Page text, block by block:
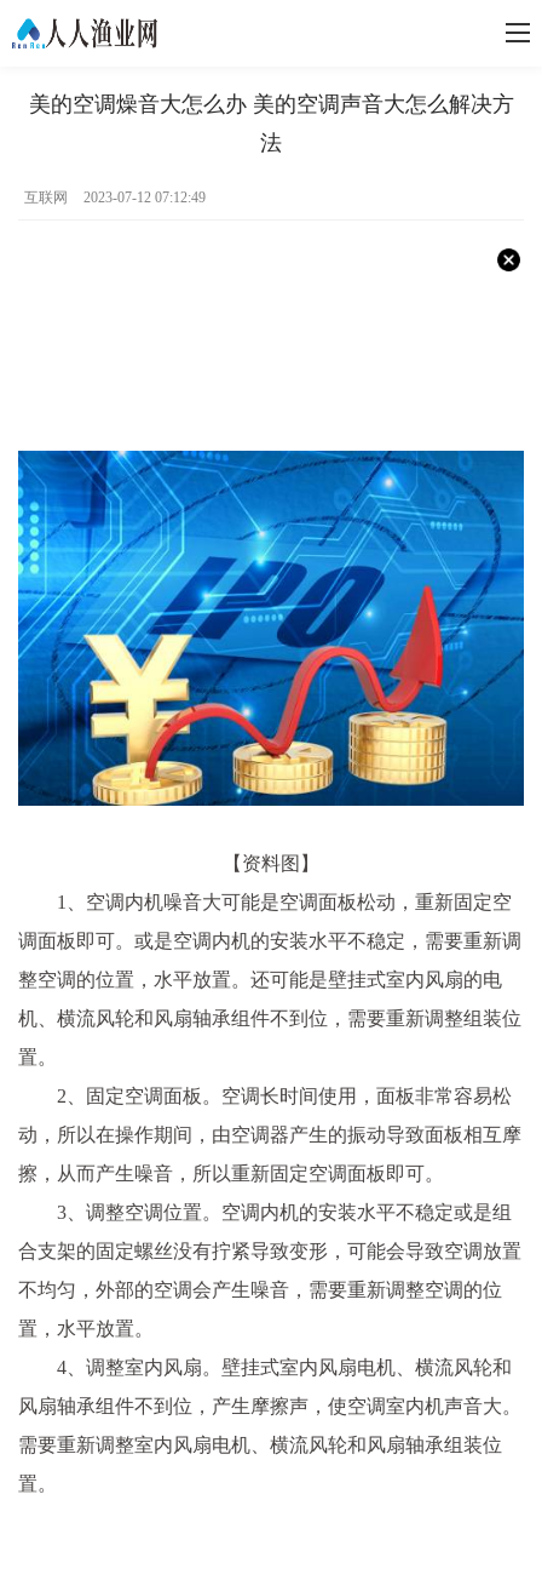
美的空调燥音大怎么办 美的空调声音大怎么解决方
法
互联网 2023-07-12 07:12:49
【资料图】
1、空调内机噪音大可能是空调面板松动，重新固定空
调面板即可。或是空调内机的安装水平不稳定，需要重新调
整空调的位置，水平放置。还可能是壁挂式室内风扇的电
机、横流风轮和风扇轴承组件不到位，需要重新调整组装位
置。
2、固定空调面板。空调长时间使用，面板非常容易松
动，所以在操作期间，由空调器产生的振动导致面板相互摩
擦，从而产生噪音，所以重新固定空调面板即可。
3、调整空调位置。空调内机的安装水平不稳定或是组
合支架的固定螺丝没有拧紧导致变形，可能会导致空调放置
不均匀，外部的空调会产生噪音，需要重新调整空调的位
置，水平放置。
4、调整室内风扇。壁挂式室内风扇电机、横流风轮和
风扇轴承组件不到位，产生摩擦声，使空调室内机声音大。
需要重新调整室内风扇电机、横流风轮和风扇轴承组装位
置。